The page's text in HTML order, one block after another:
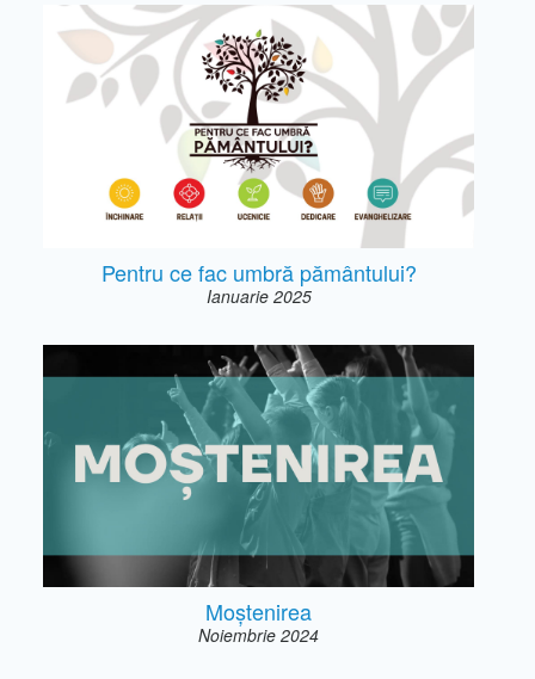
Pentru ce fac umbră pământului?
Ianuarie 2025
Moștenirea
Noiembrie 2024